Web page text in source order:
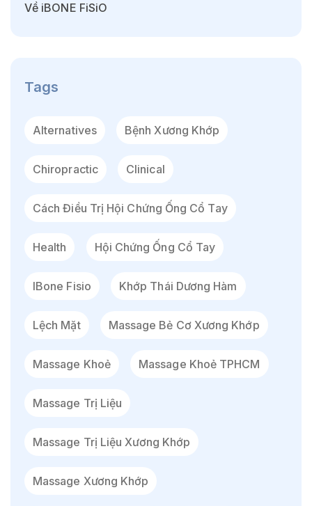
Về iBONE FiSiO
Tags
Alternatives Bệnh Xương Khớp
Chiropractic Clinical
Cách Điều Trị Hội Chứng Ống Cổ Tay
Health Hội Chứng Ống Cổ Tay
IBone Fisio Khớp Thái Dương Hàm
Lệch Mặt Massage Bẻ Cơ Xương Khớp
Massage Khoẻ Massage Khoẻ TPHCM
Massage Trị Liệu
Massage Trị Liệu Xương Khớp
Massage Xương Khớp